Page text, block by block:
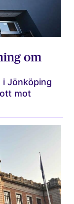
om
i Jönköping
mot